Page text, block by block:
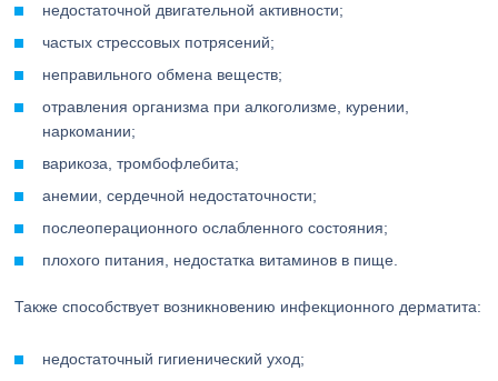
недостаточной двигательной активности;
частых стрессовых потрясений;
неправильного обмена веществ;
отравления организма при алкоголизме, курении,
наркомании;
варикоза, тромбофлебита;
анемии, сердечной недостаточности;
послеоперационного ослабленного состояния;
плохого питания, недостатка витаминов в пище.
Также способствует возникновению инфекционного дерматита:
недостаточный гигиенический уход;